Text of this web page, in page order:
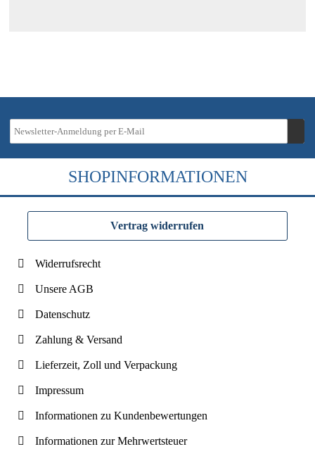
SHOPINFORMATIONEN
Vertrag widerrufen
Widerrufsrecht
Unsere AGB
Datenschutz
Zahlung & Versand
Lieferzeit, Zoll und Verpackung
Impressum
Informationen zu Kundenbewertungen
Informationen zur Mehrwertsteuer